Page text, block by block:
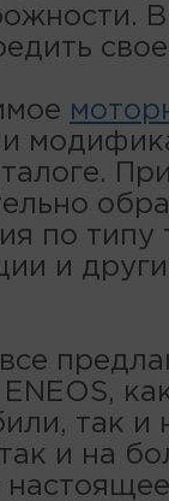
и
по типу
и
так и
и на